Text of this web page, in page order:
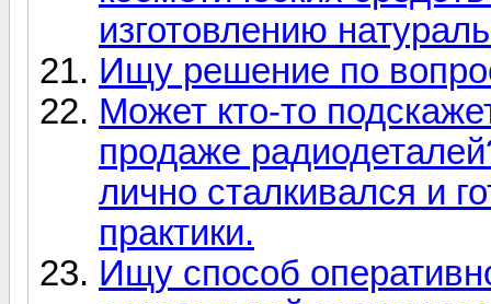
изготовлению
Ищу решение по
Может кто-то
продаже
лично сталкивался и
практики.
Ищу способ